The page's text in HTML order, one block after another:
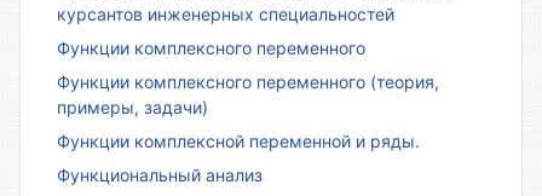
курсантов инженерных специальностей
Функции комплексного переменного
Функции комплексного переменного (теория,
примеры, задачи)
Функции комплексной переменной и ряды.
Функциональный анализ